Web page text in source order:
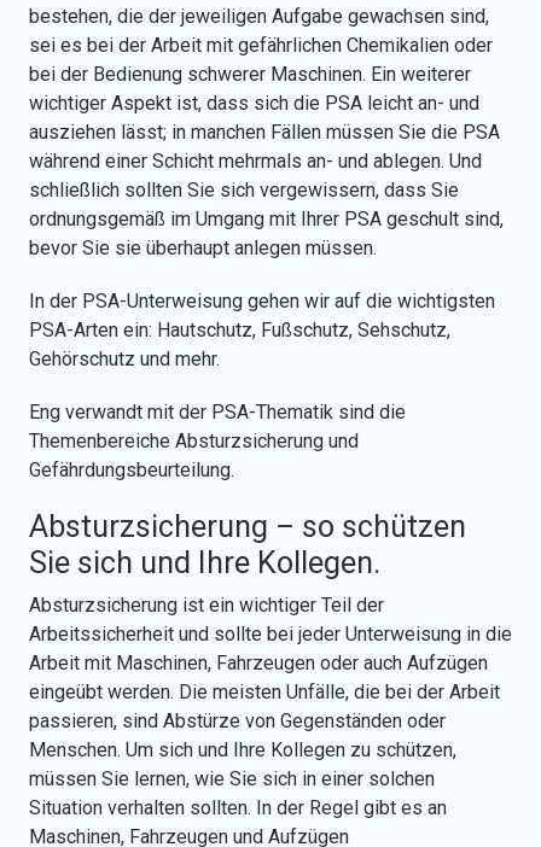
bestehen, die der jeweiligen Aufgabe gewachsen sind,
sei es bei der Arbeit mit gefährlichen Chemikalien oder
bei der Bedienung schwerer Maschinen. Ein weiterer
wichtiger Aspekt ist, dass sich die PSA leicht an- und
ausziehen lässt; in manchen Fällen müssen Sie die PSA
während einer Schicht mehrmals an- und ablegen. Und
schließlich sollten Sie sich vergewissern, dass Sie
ordnungsgemäß im Umgang mit Ihrer PSA geschult sind,
bevor Sie sie überhaupt anlegen müssen.
In der PSA-Unterweisung gehen wir auf die wichtigsten
PSA-Arten ein: Hautschutz, Fußschutz, Sehschutz,
Gehörschutz und mehr.
Eng verwandt mit der PSA-Thematik sind die
Themenbereiche Absturzsicherung und
Gefährdungsbeurteilung.
Absturzsicherung – so schützen
Sie sich und Ihre Kollegen.
Absturzsicherung ist ein wichtiger Teil der
Arbeitssicherheit und sollte bei jeder Unterweisung in die
Arbeit mit Maschinen, Fahrzeugen oder auch Aufzügen
eingeübt werden. Die meisten Unfälle, die bei der Arbeit
passieren, sind Abstürze von Gegenständen oder
Menschen. Um sich und Ihre Kollegen zu schützen,
müssen Sie lernen, wie Sie sich in einer solchen
Situation verhalten sollten. In der Regel gibt es an
Maschinen, Fahrzeugen und Aufzügen